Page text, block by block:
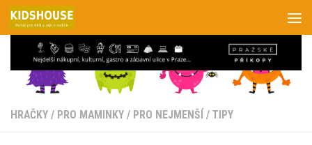
Skip to content
HRAČKY / PRO MAMINKY / PRO NEJMENŠÍ / TIPY